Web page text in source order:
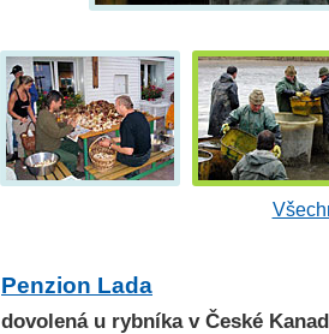
Penzion Lada
dovolená u rybníka v České